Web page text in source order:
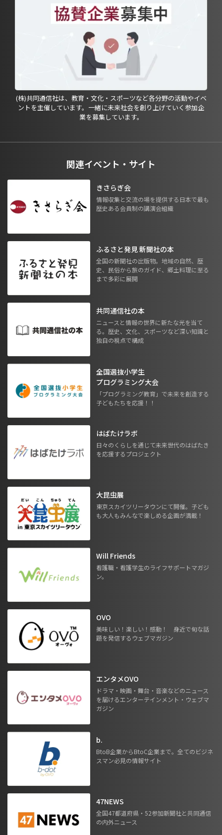
(株)共同通信社は、教育・文化・スポーツなど各分野の活動やイベ
ントを主催しています。一緒に未来社会を創り上げていく参加企
業を募集しています。
関連イベント・サイト
きさらぎ会
情報収集と交流の場を提供する日本で最も
歴史ある会員制の講演会組織
ふるさと発見 新聞社の本
全国の新聞社の出版物。地域の自然、歴
史、民俗から旅のガイド、郷土料理に至る
まで多彩に展開
共同通信社の本
ニュースと情報の世界に新たな光を当て
る。歴史、文化、スポーツなど深い知識と
独自の視点で構成
全国選抜小学生
プログラミング大会
「プログラミング教育」で未来を創造する
子どもたちを応援！！
はばたけラボ
日々のくらしを通じて未来世代のはばたき
を応援するプロジェクト
大昆虫展
東京スカイツリータウンにて開催。子ども
も大人もみんなで楽しめる企画が満載！
Will Friends
看護職・看護学生のライフサポートマガジ
ン。
OVO
美味しい！楽しい！感動！ 身近で旬な話
題を発信するウェブマガジン
エンタメOVO
ドラマ・映画・舞台・音楽などのニュース
を届けるエンターテインメント・ウェブマ
ガジン
b.
BtoB企業からBtoC企業まで。全てのビジネ
スマン必見の情報サイト
47NEWS
全国47都道府県・52参加新聞社と共同通信
の内外ニュース